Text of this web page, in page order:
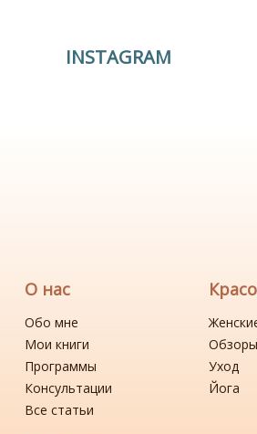
INSTAGRAM
О нас
Обо мне
Мои книги
Программы
Консультации
Все статьи
Обзоры
Уход
Йога